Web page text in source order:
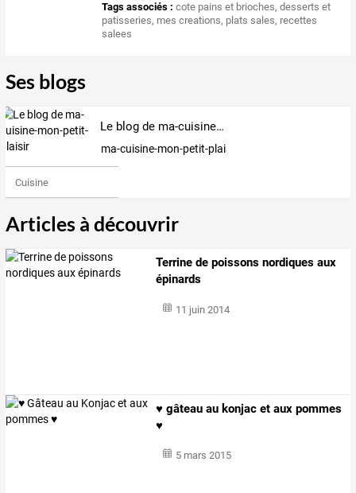
Tags associés : cote pains et brioches,desserts et
patisseries, mes creations, plats sales, recettes
salees
Ses blogs
Le blog de ma-cuisine-mon-petit-plaisir
ma-cuisine-mon-petit-plaisir
Cuisine
Articles à découvrir
Terrine de poissons nordiques aux
épinards
11 juin 2014
♥ gâteau au konjac et aux pommes
♥
5 mars 2015